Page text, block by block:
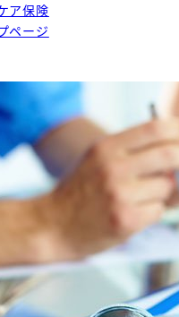
ア保険
ページ